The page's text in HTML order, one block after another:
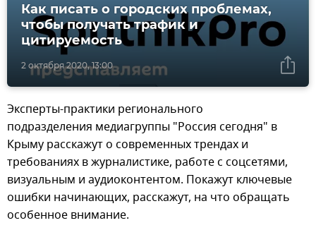
2 октября 2020, 13:00
Как писать о городских проблемах,
чтобы получать трафик и
цитируемость
Эксперты-практики регионального
подразделения медиагруппы "Россия сегодня" в
Крыму расскажут о современных трендах и
требованиях в журналистике, работе с соцсетями,
визуальным и аудиоконтентом. Покажут ключевые
ошибки начинающих, расскажут, на что обращать
особенное внимание.